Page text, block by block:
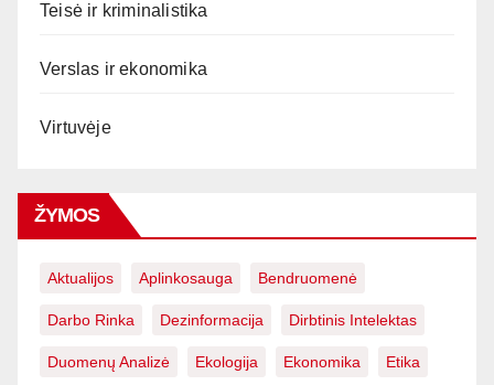
Teisė ir kriminalistika
Verslas ir ekonomika
Virtuvėje
ŽYMOS
Aktualijos Aplinkosauga Bendruomenė
Darbo Rinka Dezinformacija Dirbtinis Intelektas
Duomenų Analizė Ekologija Ekonomika Etika